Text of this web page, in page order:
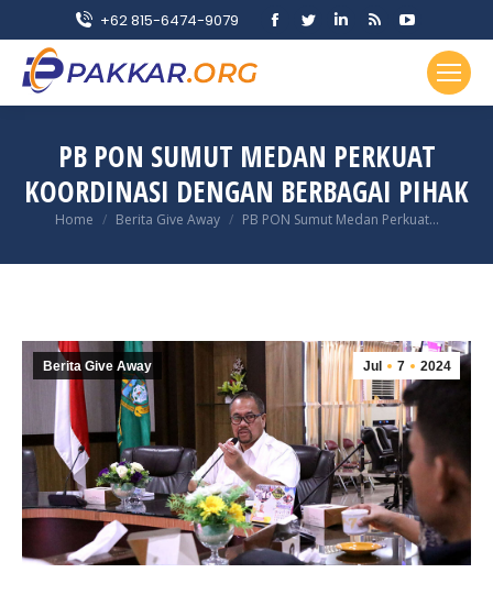
+62 815-6474-9079
Facebook
in
window
Twitter
in
window
Linkedin
in
window
Rss
opens
in
window
YouTube
page
opens
in
window
PB PON SUMUT MEDAN PERKUAT
KOORDINASI DENGAN BERBAGAI PIHAK
You are here:
Home Berita Give Away PB PON Sumut Medan Perkuat…
Jul 7 2024
Berita Give Away